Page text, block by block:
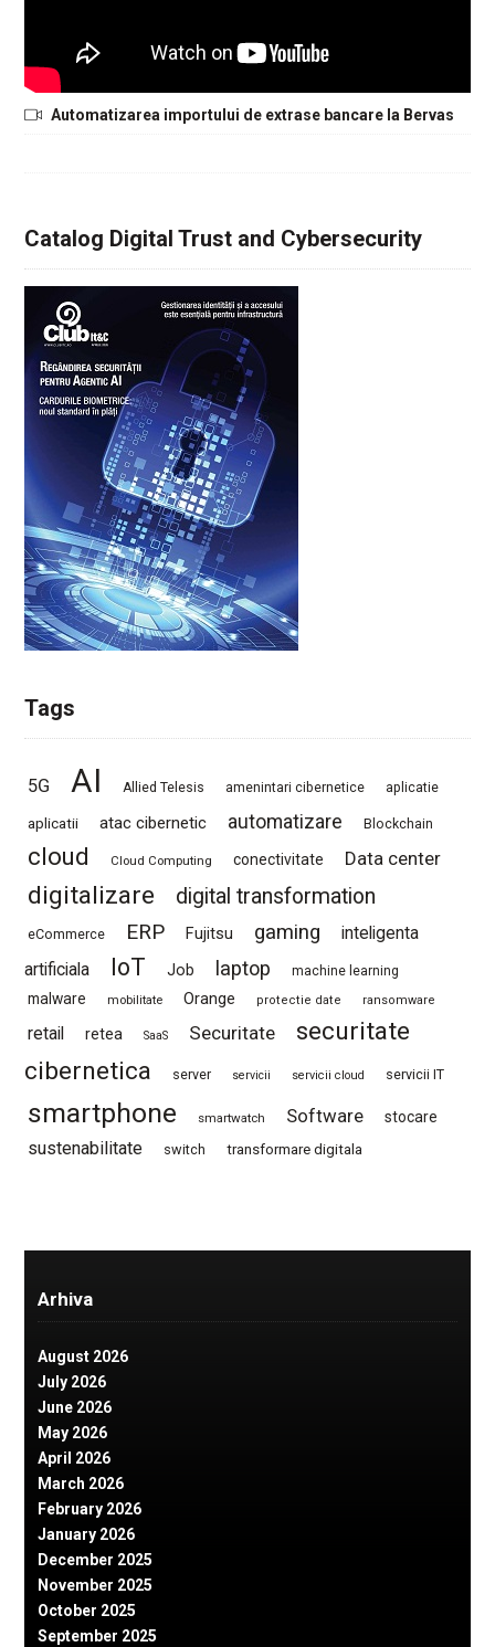
Automatizarea importului de extrase bancare la Bervas
Catalog Digital Trust and Cybersecurity
Tags
5G AI Allied Telesis amenintari cibernetice aplicatie
aplicatii atac cibernetic automatizare Blockchain
cloud Cloud Computing conectivitate Data center
digitalizare digital transformation
eCommerce ERP Fujitsu gaming
inteligenta
artificiala
IoT Job laptop machine learning
malware mobilitate Orange protectie date ransomware
retail retea SaaS Securitate
securitate
cibernetica
server servicii servicii cloud servicii IT
smartphone smartwatch Software stocare
sustenabilitate switch transformare digitala
Arhiva
August 2026
July 2026
June 2026
May 2026
April 2026
March 2026
February 2026
January 2026
December 2025
November 2025
October 2025
September 2025